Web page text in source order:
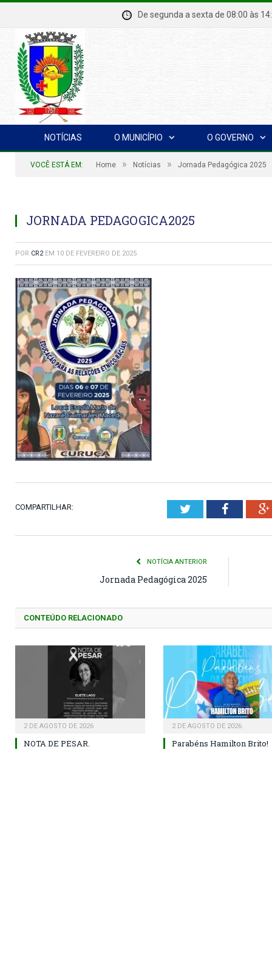
De segunda a sexta de 08:00
NOTÍCIAS O MUNICÍPIO O GOVERNO
VOCÊ ESTÁ EM: Home » Notícias » Jornada Pedagógica 2025
JORNADA PEDAGOGICA2025
POR CR2 EM 10 DE FEVEREIRO DE 2025
COMPARTILHAR: Twitter
NOTÍCIA ANTERIOR
Jornada Pedagógica 2025
CONTEÚDO RELACIONADO
2 DE AGOSTO DE 2026
NOTA DE PESAR.
2 DE AGOSTO DE 2026
Parabéns Hamilton Brito!